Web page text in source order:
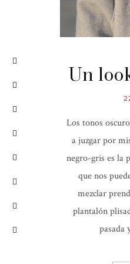
Un
Los tonos
a juzgar por
negro-gris es la
que nos
mezclar
plantalón
pasada